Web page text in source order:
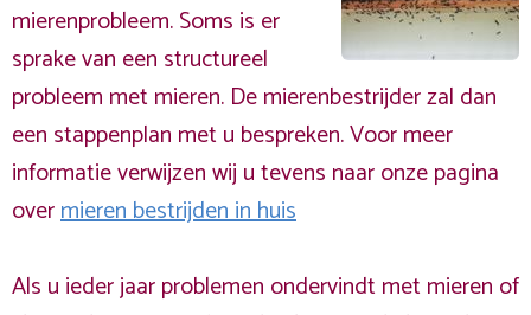
mierenprobleem. Soms is er
sprake van een structureel
probleem met mieren. De mierenbestrijder zal dan
een stappenplan met u bespreken. Voor meer
informatie verwijzen wij u tevens naar onze pagina
overmieren bestrijden in huis
Als u ieder jaar problemen ondervindt met mieren of